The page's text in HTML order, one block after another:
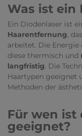
Was ist ein
Ein Diodenlaser ist
Haarentfernung,
arbeitet. Die
diese thermisch und
langfristig. Die
Haartypen geeignet
Methoden der
Für wen ist
geeignet?